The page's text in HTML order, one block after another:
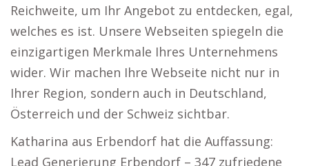
Reichweite, um Ihr Angebot zu entdecken, egal,
welches es ist. Unsere Webseiten spiegeln die
einzigartigen Merkmale Ihres Unternehmens
wider. Wir machen Ihre Webseite nicht nur in
Ihrer Region, sondern auch in Deutschland,
Österreich und der Schweiz sichtbar.
Katharina aus Erbendorf hat die Auffassung:
Lead Generierung Erbendorf – 347 zufriedene